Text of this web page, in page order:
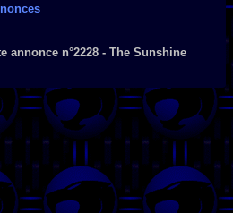
annonce n°2228 - The Sunshine